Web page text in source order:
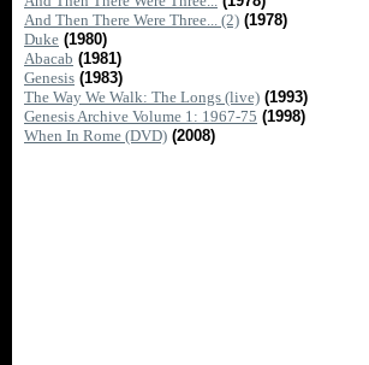
And Then There Were Three... (2) (1978)
Duke (1980)
Abacab (1981)
Genesis (1983)
The Way We Walk: The Longs (live) (1993)
Genesis Archive Volume 1: 1967-75 (1998)
When In Rome (DVD) (2008)